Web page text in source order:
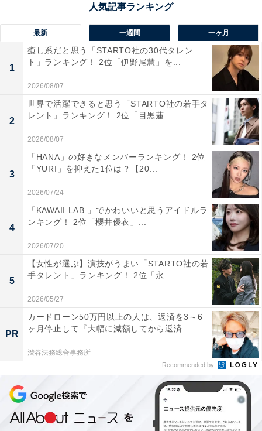
て高い偏差値と難関大学への合格実績を誇り、学術探究
科と芸術科（音楽コース・美術コース）を設置していま
す。多様な学びの場を提供しており、県内最難関校とし
て多くの支持を集めているようです。
回答者からは「沖縄県の中高一貫校で有名ですし、高校
はイチニを争うほどの偏差値があります」（30代男性／
福岡県）、「沖縄県の高校はあまり知らないが、開邦高
校は聞いたことがある」（30代男性／福岡県）、「沖縄
県内ではトップレベルの進学校、学術探究科があって理
数系の分野が強いです。名門学校でネームバリューが高
いです」（50代女性／広島県）などのコメントが寄せら
れていました。
この記事の筆者：田中 寛大
一橋大学大学院社会学研究科修了後、国の所管法人に入
職。地方公共団体の情報化支援や広報を担当。2019年に
株式会社アマノートを設立し、現在はWebメディアや選
書サービスの運営、SEO業務に従事。年間3,000本以上
のコンテンツ制作に携わる。
次ページ 5位までのランキング結果を見る
最新 一週間 一ヶ月
1
癒し系だと思う「STARTO社の30代タレン
ト」ランキング！ 2位「伊野尾慧」を...
2026/08/07
2
世界で活躍できると思う「STARTO社の若手タ
レント」ランキング！ 2位「目黒蓮...
2026/08/07
3
「HANA」の好きなメンバーランキング！ 2位
「YURI」を抑えた1位は？【20...
2026/07/24
4
「KAWAII LAB.」でかわいいと思うアイドルラ
ンキング！ 2位「櫻井優衣」...
2026/07/20
5
【女性が選ぶ】演技がうまい「STARTO社の若
手タレント」ランキング！ 2位「永...
2026/05/27
PR
カードローン50万円以上の人は、返済を3～6
ヶ月停止して『大幅に減額してから返済...
渋谷法務総合事務所
Recommended by